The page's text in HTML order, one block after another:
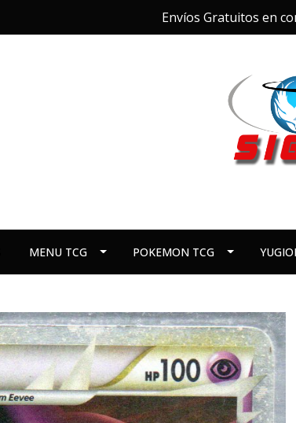
Envíos Gratuitos en
MENU TCG POKEMON TCG